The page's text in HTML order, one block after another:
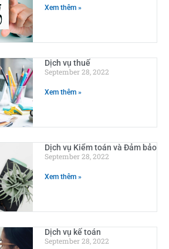
Xem thêm »
Dịch vụ thuế
September 28, 2022
Xem thêm »
Dịch vụ Kiểm toán và Đảm bảo
September 28, 2022
Xem thêm »
Dịch vụ kế toán
September 28, 2022